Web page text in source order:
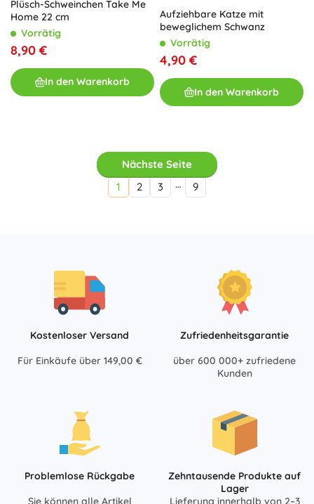
Plüsch-Schweinchen Take Me
Home 22 cm
Vorrätig
8,90 €
In den Warenkorb
Aufziehbare Katze mit
beweglichem Schwanz
Vorrätig
4,90 €
In den Warenkorb
Nächste Seite
1
2 3 … 9
Kostenloser Versand
Für Einkäufe über 149,00 €
Zufriedenheitsgarantie
über 600 000+ zufriedene
Kunden
Problemlose Rückgabe
Sie können alle Artikel
Zehntausende Produkte auf
Lager
Lieferung innerhalb von 2–3